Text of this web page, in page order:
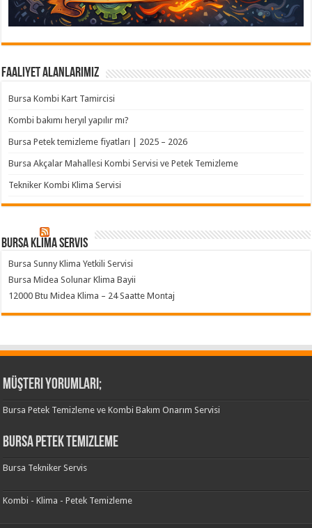
Faaliyet Alanlarımız
Bursa Kombi Kart Tamircisi
Kombi bakımı heryıl yapılır mı?
Bursa Petek temizleme fiyatları | 2025 – 2026
Bursa Akçalar Mahallesi Kombi Servisi ve Petek Temizleme
Tekniker Kombi Klima Servisi
Bursa klima servis
Bursa Sunny Klima Yetkili Servisi
Bursa Midea Solunar Klima Bayii
12000 Btu Midea Klima – 24 Saatte Montaj
Müşteri Yorumları;
Bursa Petek Temizleme ve Kombi Bakım Onarım Servisi
Bursa Petek Temizleme
Bursa Tekniker Servis
Kombi - Klima - Petek Temizleme